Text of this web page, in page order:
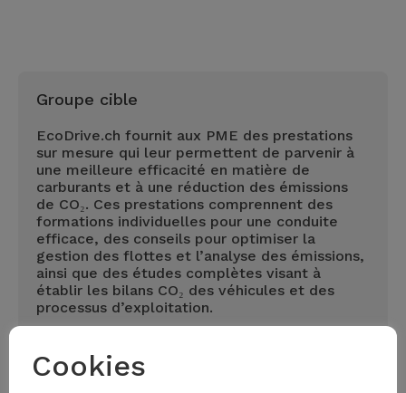
Groupe cible
EcoDrive.ch fournit aux PME des prestations
sur mesure qui leur permettent de parvenir à
une meilleure efficacité en matière de
carburants et à une réduction des émissions
de CO₂. Ces prestations comprennent des
formations individuelles pour une conduite
efficace, des conseils pour optimiser la
gestion des flottes et l’analyse des émissions,
ainsi que des études complètes visant à
établir les bilans CO₂ des véhicules et des
processus d’exploitation.
ecodrive.ch
Cookies